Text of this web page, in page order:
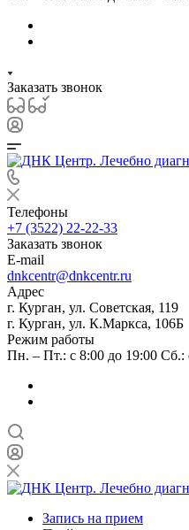
Заказать звонок
Телефоны
+7 (3522) 22-22-33
Заказать звонок
E-mail
dnkcentr@dnkcentr.ru
Адрес
г. Курган, ул. Советская, 119
г. Курган, ул. К.Маркса, 106Б
Режим работы
Пн. – Пт.: с 8:00 до 19:00 Сб.:
Запись на прием